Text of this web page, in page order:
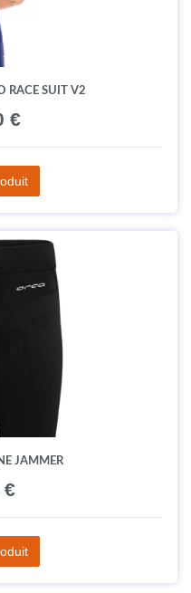
RACE SUIT V2
€
JAMMER
€